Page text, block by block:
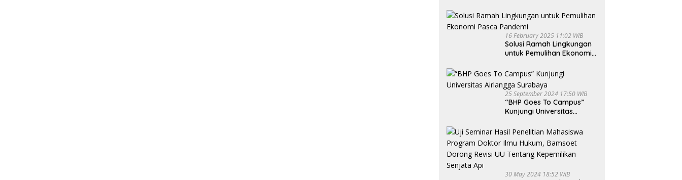
16 February 2025 11:02 WIB
Solusi Ramah Lingkungan
untuk Pemulihan Ekonomi
25 September 2024 17:50 WIB
“BHP Goes To Campus”
Kunjungi Universitas
30 May 2024 18:52 WIB